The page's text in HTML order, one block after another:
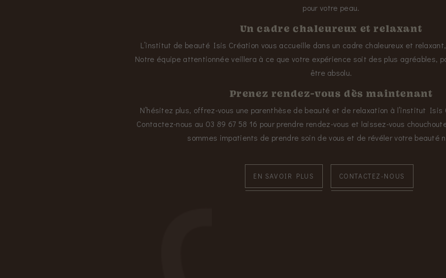
pour votre peau.
Un cadre chaleureux et relaxant
L’institut de beauté Isis Création vous accueille dans un cadre chaleureux et
Notre équipe attentionnée veillera à ce que votre expérience soit des plus agréables,
être absolu.
Prenez rendez-vous dès maintenant
N’hésitez plus, offrez-vous une parenthèse de beauté et de relaxation à l’institut
Contactez-nous au 03 89 67 58 16 pour prendre rendez-vous et laissez-vous
sommes impatients de prendre soin de vous et de révéler votre beauté
EN SAVOIR PLUS CONTACTEZ-NOUS